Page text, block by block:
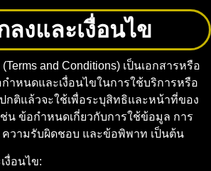
ลงและเงื่อนไข
and Conditions) เป็นเอกสารหรือ
หนดและเงื่อนไขในการใช้บริการหรือ
กติแล้วจะใช้เพื่อระบุสิทธิและหน้าที่ของ
ช่น ข้อกำหนดเกี่ยวกับการใช้ข้อมูล การ
ความรับผิดชอบ และข้อพิพาท เป็นต้น
งื่อนไข: